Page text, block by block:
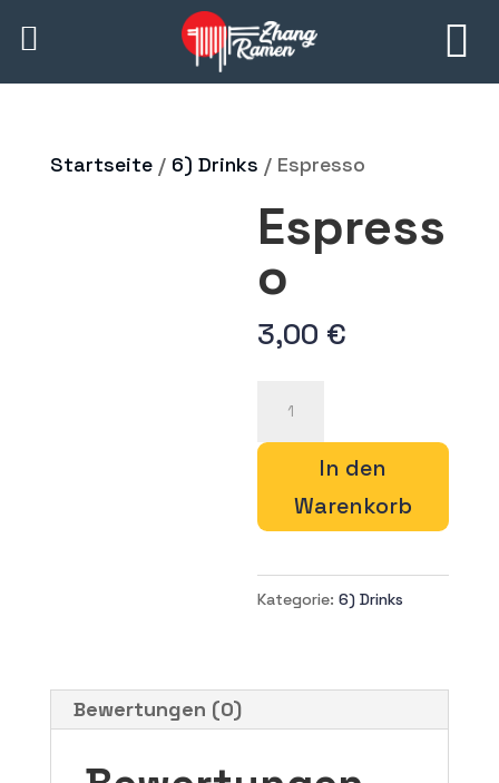
Startseite/ 6) Drinks / Espresso
Espress
o
3,00 €
In den
Warenkorb
Kategorie:6) Drinks
Bewertungen (0)